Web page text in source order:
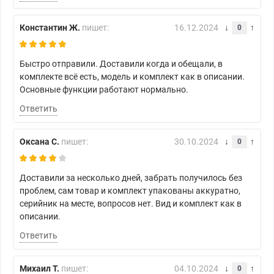
Константин Ж. пишет: 16.12.2024 0
Быстро отправили. Доставили когда и обещали, в
комплекте всё есть, модель и комплект как в описании.
Основные функции работают нормально.
Ответить
Оксана С. пишет: 30.10.2024 0
Доставили за несколько дней, забрать получилось без
проблем, сам товар и комплект упакованы аккуратно,
серийник на месте, вопросов нет. Вид и комплект как в
описании.
Ответить
Михаил Т. пишет: 04.10.2024 0